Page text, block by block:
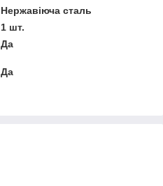
Нержавіюча сталь
1 шт.
Да
Да